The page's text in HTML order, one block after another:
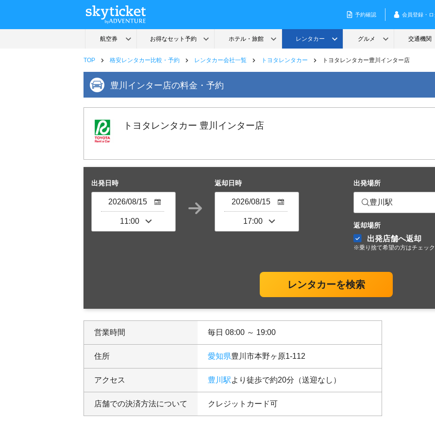
TOP 格安レンタカー比較・予約 レンタカー会社一覧 トヨタレンタカー トヨタレンタカー豊川インター店
豊川インター店の料金・予約
トヨタレンタカー 豊川インター店
出発日時 返却日時 出発場所
豊川駅
返却場所
出発店舗へ返却
※乗り捨て希望の方はチェッ
レンタカーを検索
営業時間 毎日 08:00 ～ 19:00
住所 愛知県豊川市本野ヶ原1-112
アクセス 豊川駅より徒歩で約20分（送迎なし）
店舗での決済方法について クレジットカード可